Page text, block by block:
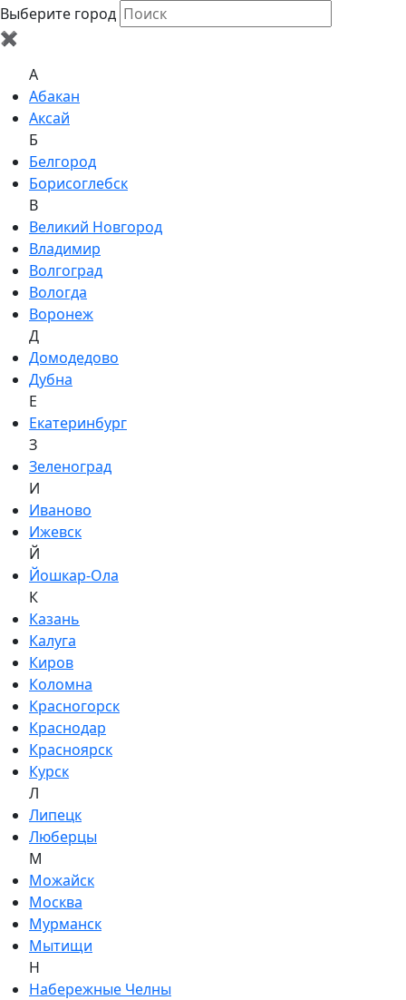
Выберите город
✖
A
Абакан
Аксай
Б
Белгород
Борисоглебск
В
Великий Новгород
Владимир
Волгоград
Вологда
Воронеж
Д
Домодедово
Дубна
Е
Екатеринбург
З
Зеленоград
И
Иваново
Ижевск
Й
Йошкар-Ола
К
Казань
Калуга
Киров
Коломна
Красногорск
Краснодар
Красноярск
Курск
Л
Липецк
Люберцы
М
Можайск
Москва
Мурманск
Мытищи
Н
Набережные Челны